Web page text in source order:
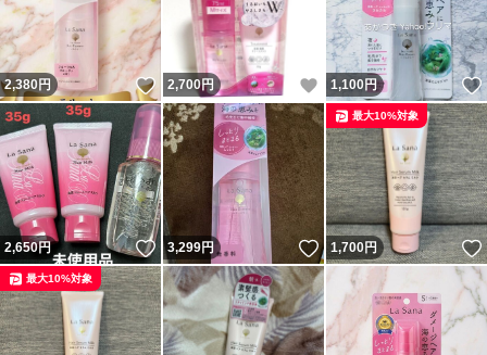
2,380円 いいね！
2,700円 いいね！
1,100円
2,650円 いいね！
3,299円 いいね！
1,700円
最大10%対象
最大10%対象